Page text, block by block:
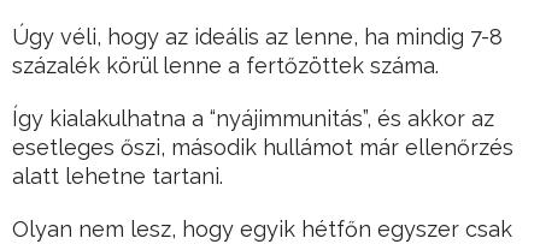
Úgy véli, hogy az ideális az lenne, ha mindig 7-8
százalék körül lenne a fertőzöttek száma.
Így kialakulhatna a “nyájimmunitás”, és akkor az
esetleges őszi, második hullámot már ellenőrzés
alatt lehetne tartani.
Olyan nem lesz, hogy egyik hétfőn egyszer csak